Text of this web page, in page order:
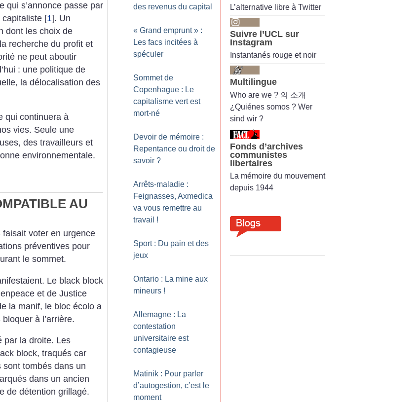
qui s’annonce passe par
capitaliste [1]. Un
dont les choix de
recherche du profit et
ne peut aboutir
: une politique de
la délocalisation des
qui continuera à
vies. Seule une
des travailleurs et
environnementale.
AU
voter en urgence
préventives pour
le sommet.
Le black block
et de Justice
la manif, le bloc écolo a
à l’arrière.
par la droite. Les
block, traqués car
sont tombés dans un
dans un ancien
de détention grillagé.
des revenus du capital
« Grand emprunt » :
Les facs incitées à
spéculer
Sommet de
Copenhague : Le
capitalisme vert est
mort-né
Devoir de mémoire :
Repentance ou droit de
savoir ?
Arrêts-maladie :
Feignasses, Axmedica
va vous remettre au
travail !
Sport : Du pain et des
jeux
Ontario : La mine aux
mineurs !
Allemagne : La
contestation
universitaire est
contagieuse
Matinik : Pour parler
d’autogestion, c’est le
moment
L’alternative libre à Twitter
Suivre l’UCL sur
Instagram
Instantanés rouge et noir
Multilingue
Who are we ? 의 소개
¿Quiénes somos ? Wer
sind wir ?
Fonds d’archives
communistes
libertaires
La mémoire du mouvement
depuis 1944